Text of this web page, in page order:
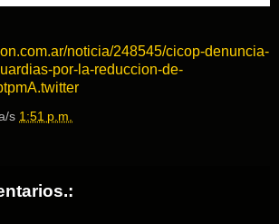
noticia/248545/cicop-denuncia-
por-la-reduccion-de-
s 1:51 p.m.